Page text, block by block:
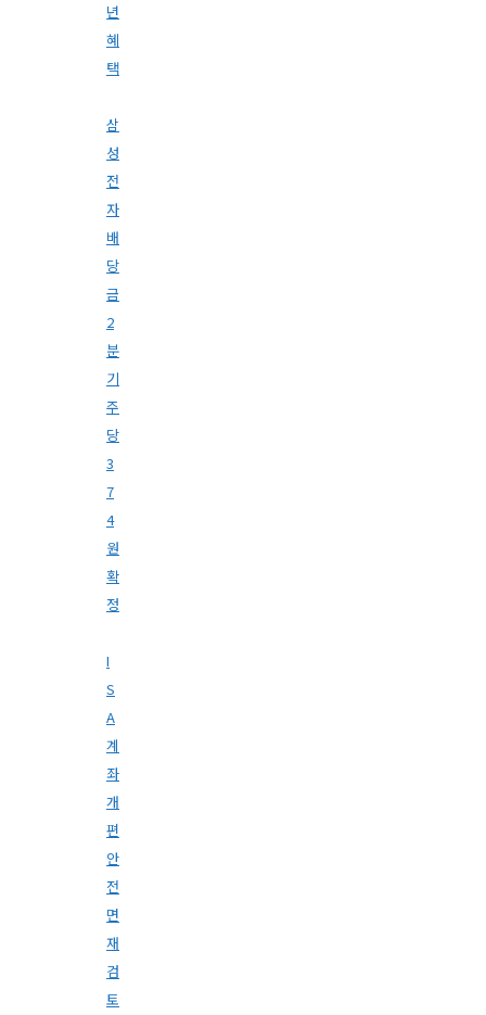
년
혜
택
삼
성
전
자
배
당
금
2
분
기
주
당
3
7
4
원
확
정
I
S
A
계
좌
개
편
안
전
면
재
검
토